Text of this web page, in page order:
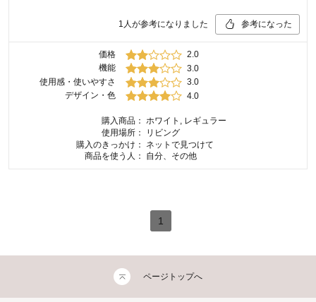
1 人が参考になりました 参考になった
価格
2.0
機能
3.0
使用感・使いやすさ
3.0
デザイン・色
4.0
購入商品： ホワイト, レギュラー
使用場所：
リビング
購入のきっかけ：
ネットで見つけて
商品を使う人：
自分、その他
1
ページトップへ